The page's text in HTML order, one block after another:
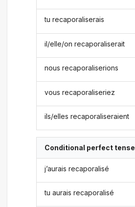
tu recaporaliserais
il/elle/on recaporaliserait
nous recaporaliserions
vous recaporaliseriez
ils/elles recaporaliseraient
Conditional perfect tense
j’aurais recaporalisé
tu aurais recaporalisé